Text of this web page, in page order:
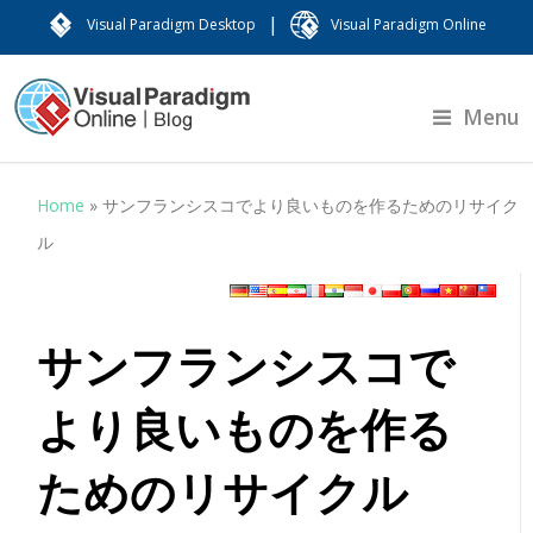
Visual Paradigm Desktop | Visual Paradigm Online
Menu
Home »サンフランシスコでより良いものを作るためのリサイク
ル
サンフランシスコで
より良いものを作る
ためのリサイクル